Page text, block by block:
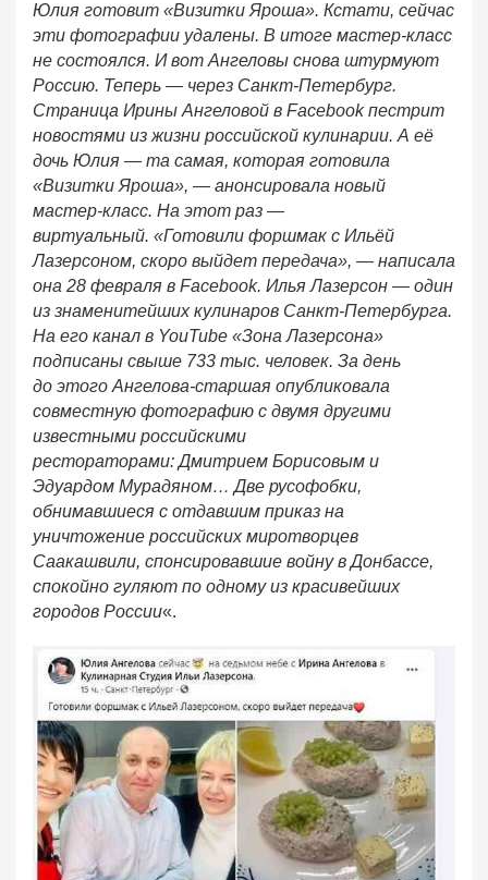
Юлия готовит «Визитки Яроша». Кстати, сейчас
эти фотографии удалены. В итоге мастер-класс
не состоялся. И вот Ангеловы снова штурмуют
Россию. Теперь — через Санкт-Петербург.
Страница Ирины Ангеловой в Facebook пестрит
новостями из жизни российской кулинарии. А её
дочь Юлия — та самая, которая готовила
«Визитки Яроша», — анонсировала новый
мастер-класс. На этот раз —
виртуальный. «Готовили форшмак с Ильёй
Лазерсоном, скоро выйдет передача», — написала
она 28 февраля в Facebook. Илья Лазерсон — один
из знаменитейших кулинаров Санкт-Петербурга.
На его канал в YouTube «Зона Лазерсона»
подписаны свыше 733 тыс. человек. За день
до этого Ангелова-старшая опубликовала
совместную фотографию с двумя другими
известными российскими
рестораторами: Дмитрием Борисовым и
Эдуардом Мурадяном… Две русофобки,
обнимавшиеся с отдавшим приказ на
уничтожение российских миротворцев
Саакашвили, спонсировавшие войну в Донбассе,
спокойно гуляют по одному из красивейших
городов России«.